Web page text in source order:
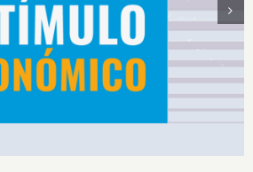
para Deportistas de Alto
IS2026